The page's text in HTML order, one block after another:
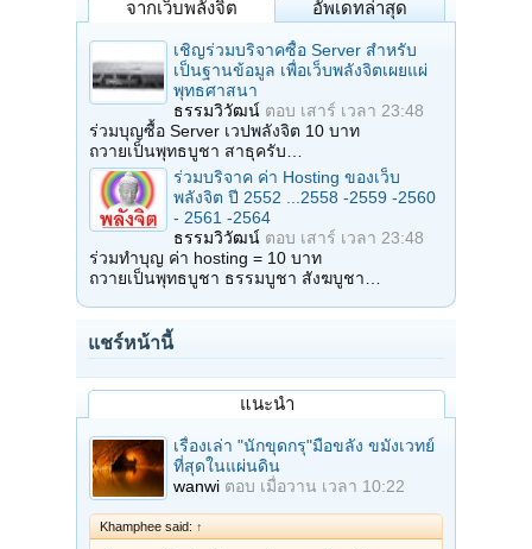
จากเว็บพลังจิต อัพเดทล่าสุด
เชิญร่วมบริจาคซื้อ Server สำหรับ
เป็นฐานข้อมูล เพื่อเว็บพลังจิตเผยแผ่
พุทธศาสนา
ธรรมวิวัฒน์ ตอบ เสาร์ เวลา 23:48
ร่วมบุญซื้อ Server เวปพลังจิต 10 บาท
ถวายเป็นพุทธบูชา สาธุครับ…
ร่วมบริจาค ค่า Hosting ของเว็บ
พลังจิต ปี 2552 ...2558 -2559 -2560
- 2561 -2564
ธรรมวิวัฒน์ ตอบ เสาร์ เวลา 23:48
ร่วมทำบุญ ค่า hosting = 10 บาท
ถวายเป็นพุทธบูชา ธรรมบูชา สังฆบูชา…
แชร์หน้านี้
แนะนำ
เรื่องเล่า "นักขุดกรุ"มือขลัง ขมังเวทย์
ที่สุดในแผ่นดิน
wanwi ตอบ เมื่อวาน เวลา 10:22
Khamphee said: ↑